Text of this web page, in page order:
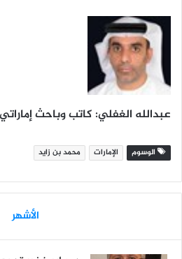
عبدالله الغفلي: كاتب وباحث إماراتي
الوسوم الإمارات محمد بن زايد
الأشهر